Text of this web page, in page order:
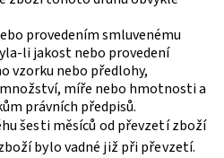
provedením smluvenému
li jakost nebo provedení
vzorku nebo předlohy,
míře nebo hmotnosti a
právních předpisů.
šesti měsíců od převzetí zboží
bylo vadné již při převzetí.